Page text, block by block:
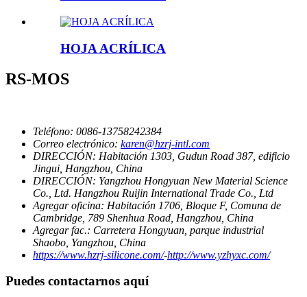
HOJA ACRÍLICA
RS-MOS
Teléfono: 0086-13758242384
Correo electrónico: karen@hzrj-intl.com
DIRECCIÓN: Habitación 1303, Gudun Road 387, edificio
Jingui, Hangzhou, China
DIRECCIÓN: Yangzhou Hongyuan New Material Science
Co., Ltd. Hangzhou Ruijin International Trade Co., Ltd
Agregar oficina: Habitación 1706, Bloque F, Comuna de
Cambridge, 789 Shenhua Road, Hangzhou, China
Agregar fac.: Carretera Hongyuan, parque industrial
Shaobo, Yangzhou, China
https://www.hzrj-silicone.com/-http://www.yzhyxc.com/
Puedes contactarnos aquí